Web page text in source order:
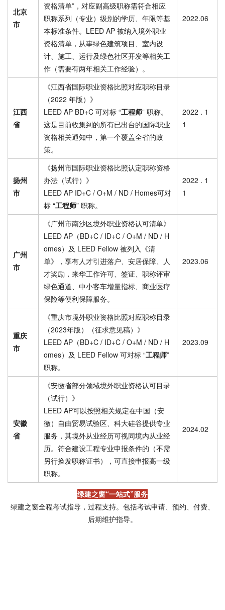
北京
市
资格清单”，对应副高级职称需符合相应
职称系列（专业）级别的学历、年限等基
本标准条件。LEED AP 被纳入境外职业
资格清单，从事绿色建筑项目、室内设
计、施工、运行及绿色社区开发等相关工
作（需要有两年相关工作经验）。
2022.06
江西
省
《江西省国际职业资格比照对应职称目录
（2022 年版）》
LEED AP BD+C 可对标 “工程师” 职称。
这是目前收集到的所有已出台的国际职业
资格相关通知中，第一个覆盖全省的政
策。
2022 . 1
1
扬州
市
《扬州市国际职业资格比照认定职称资格
办法（试行）》
LEED AP ID+C / O+M / ND / Homes可对
标 “工程师” 职称。
2022 . 1
1
广州
市
《广州市南沙区境外职业资格认可清单》
LEED AP（BD+C / ID+C / O+M / ND / H
omes）及 LEED Fellow 被列入《清
单》，享有人才引进落户、安居保障、人
才奖励，来华工作许可、签证、职称评审
绿色通道、中小客车增量指标、商业医疗
保险等便利保障服务。
2023.06
重庆
市
《重庆市境外职业资格比照对应职称目录
（2023年版）（征求意见稿）》
LEED AP（BD+C / ID+C / O+M / ND / H
omes）及 LEED Fellow 可对标 “工程师”
职称。
2023.09
安徽
省
《安徽省部分领域境外职业资格认可目录
（试行）》
LEED AP可以按照相关规定在中国（安
徽）自由贸易试验区、科大硅谷提供专业
服务，其境外从业经历可视同境内从业经
历。符合建设工程专业申报条件的（不需
另行换发职称证书），可直接申报高一级
职称。
2024.02
绿建之窗“一站式”服务
绿建之窗全程考试指导，过程支持。包括考试申请、预约、付费、
后期维护指导。